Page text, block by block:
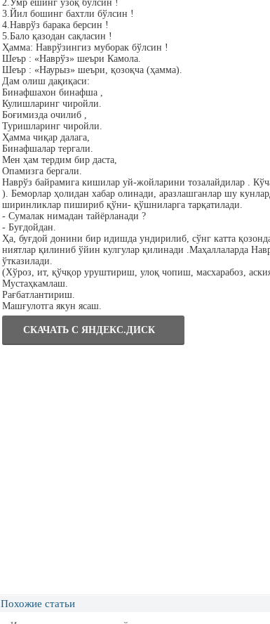
2.Умр ёшинг узоқ бўлсин !
3.Йил бошинг бахтли бўлсин !
4.Наврўз барака берсин !
5.Бало қазодан сақласин !
Ҳамма: Наврўзингиз муборак бўлсин !
Шеър : «Наврўз» шеъри Камола.
Шеър : «Наурыз» шеъри, қозоқча (ҳамма).
Дам олиш дақиқаси:
Бинафшахон бинафша ,
Кулишларинг чиройли.
Боғимизда очилиб ,
Туришларинг чиройли.
Ҳамма чиқар далага,
Бинафшалар тергали.
Мен ҳам тердим бир даста,
Опамизга бергали.
Наврўз байрамига кишилар уй-жойларини тозалайдилар .
). Беморлар ҳолидан хабар олинади, аразлашганлар шу
ширинликлар пишириб қўни- қўшниларга тарқатилади.
- Сумалак нимадан тайёрланади ?
- Буғдойдан.
Ҳа, буғдой донини бир идишда ундирилиб, сўнг катта
ниятлар қилиниб ўйин кулгулар қилинади .Маҳаллаларда
ўтказилади.
(Хўроз, ит, қўчқор уруштириш, улоқ чопиш, масхарабоз,
Мустаҳкамлаш.
Рағбатлантириш.
Машғулотга якун ясаш.
СКАЧАТЬ C ЯНДЕКС.ДИСК
Похожие статьи